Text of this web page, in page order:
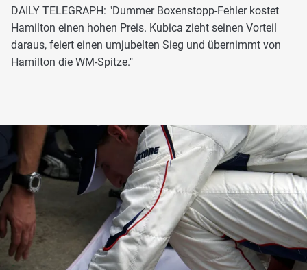
DAILY TELEGRAPH: "Dummer Boxenstopp-Fehler kostet
Hamilton einen hohen Preis. Kubica zieht seinen Vorteil
daraus, feiert einen umjubelten Sieg und übernimmt von
Hamilton die WM-Spitze."